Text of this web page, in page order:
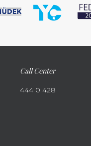
Call Center
444 0 428